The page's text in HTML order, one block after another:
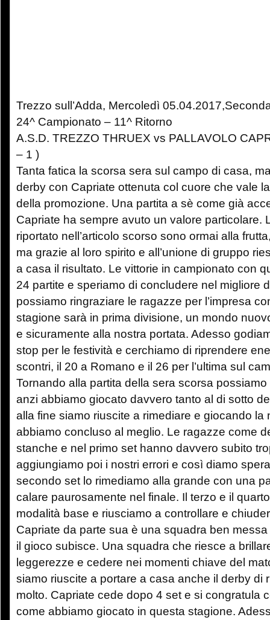
Trezzo sull’Adda, Mercoledì
24^ Campionato – 11^ Ritorno
A.S.D. TREZZO THRUEX vs PALLAVOLO
– 1 )
Tanta fatica la scorsa sera sul campo di casa,
derby con Capriate ottenuta col cuore che vale
della promozione. Una partita a sè come già
Capriate ha sempre avuto un valore particolare.
riportato nell’articolo scorso sono ormai alla
ma grazie al loro spirito e all’unione di gruppo
a casa il risultato. Le vittorie in campionato con
24 partite e speriamo di concludere nel migliore
possiamo ringraziare le ragazze per l’impresa
stagione sarà in prima divisione, un mondo
e sicuramente alla nostra portata. Adesso
stop per le festività e cerchiamo di riprendere
scontri, il 20 a Romano e il 26 per l’ultima sul
Tornando alla partita della sera scorsa
anzi abbiamo giocato davvero tanto al di sotto
alla fine siamo riuscite a rimediare e giocando la
abbiamo concluso al meglio. Le ragazze come
stanche e nel primo set hanno davvero subito
aggiungiamo poi i nostri errori e così diamo
secondo set lo rimediamo alla grande con una
calare paurosamente nel finale. Il terzo e il
modalità base e riusciamo a controllare e
Capriate da parte sua è una squadra ben
il gioco subisce. Una squadra che riesce a
leggerezze e cedere nei momenti chiave del
siamo riuscite a portare a casa anche il derby di
molto. Capriate cede dopo 4 set e si congratula
come abbiamo giocato in questa stagione.